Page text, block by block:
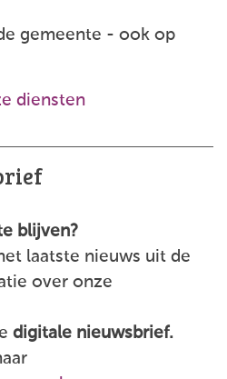
gemeente - ook op
diensten
blijven?
laatste nieuws uit de
over onze
digitale nieuwsbrief.